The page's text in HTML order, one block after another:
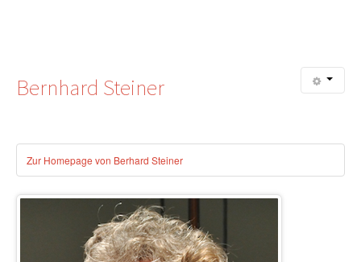
Bernhard Steiner
Zur Homepage von Berhard Steiner